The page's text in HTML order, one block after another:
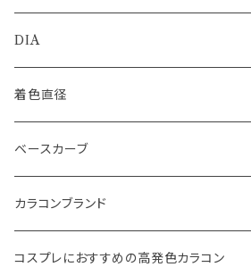
1day
1month
2ｗeek
DIA
14.0mm
14.1mm
14.2mm
14.5mm
着色直径
12.5mm
12.8mm
13.0mm
ベースカーブ
8.6mm
8.7mm
カラコンブランド
エバーカラー
コスプレにおすすめの高発色カラコン